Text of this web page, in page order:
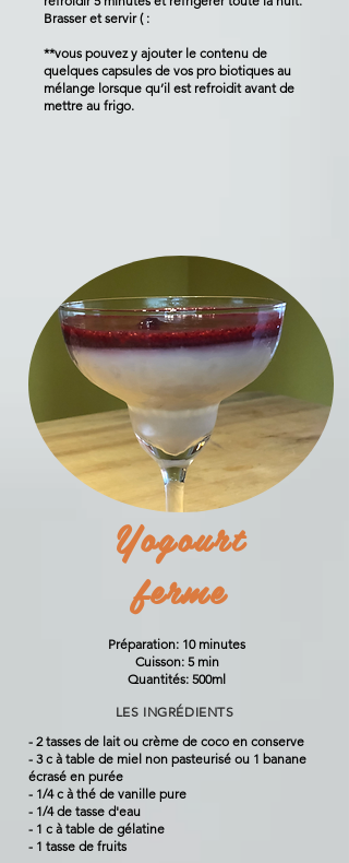
Brasser et servir ( :
**vous pouvez y ajouter le contenu de
quelques capsules de vos pro biotiques au
mélange lorsque qu’il est refroidit avant de
mettre au frigo.
Yogourt
ferme
Préparation: 10 minutes
Cuisson: 5 min
Quantités: 500ml
LES INGRÉDIENTS
- 2 tasses de lait ou crème de coco en conserve
- 3 c à table de miel non pasteurisé ou 1 banane
écrasé en purée
- 1/4 c à thé de vanille pure
- 1/4 de tasse d'eau
- 1 c à table de gélatine
- 1 tasse de fruits